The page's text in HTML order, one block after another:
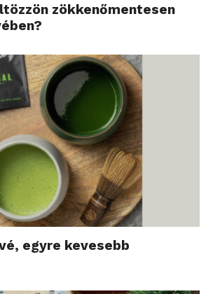
zökkenőmentesen
egyre kevesebb